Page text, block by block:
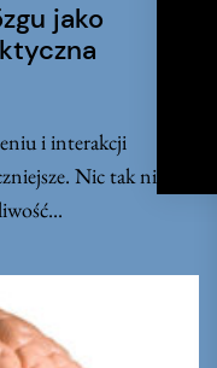
jako
i interakcji
Nic tak nie